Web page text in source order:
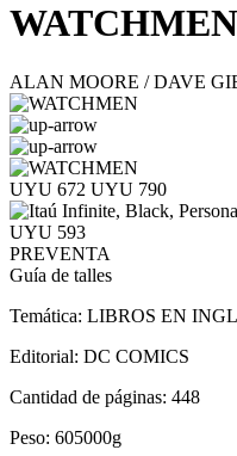
WATCHMEN
ALAN MOORE / DAVE
UYU 672 UYU 790
UYU 593
PREVENTA
Guía de talles
Temática: LIBROS EN
Editorial: DC COMICS
Cantidad de páginas: 448
Peso: 605000g